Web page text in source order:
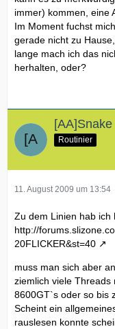
immer) kommen, eine
Im Moment fuchst
gerade nicht zu
lange mach ich das
herhalten, oder?
[AA]Snake
Routinier
11. August 2009 um 13:54
Zu dem Linien hab ich
http://
20FLICKER&st=40
muss man sich aber
ziemlich viele Threads
8600GT`s oder so bis
Scheint ein
rauslesen konnte